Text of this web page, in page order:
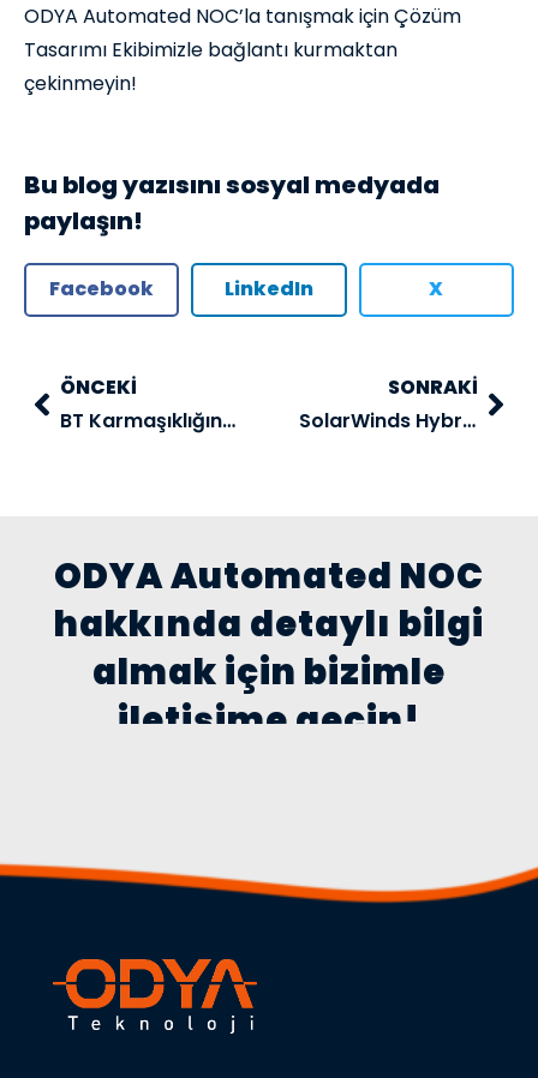
ODYA Automated NOC’la tanışmak için Çözüm
Tasarımı Ekibimizle bağlantı kurmaktan
çekinmeyin!
Bu blog yazısını sosyal medyada
paylaşın!
Facebook LinkedIn X
ÖNCEKI
BT Karmaşıklığının Çözümü: Dependency Mapping ile BT Altyapınızı Optimize Edin!
SONRAKI
SolarWinds Hybrid Cloud Observability
ODYA Automated NOC
hakkında detaylı bilgi
almak için bizimle
iletişime geçin!